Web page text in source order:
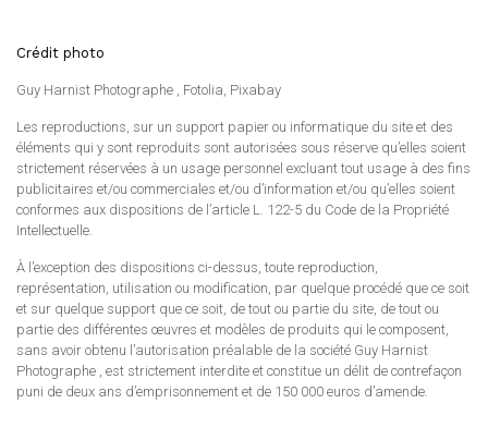
Crédit photo
Guy Harnist Photographe , Fotolia, Pixabay
Les reproductions, sur un support papier ou informatique du site et des
éléments qui y sont reproduits sont autorisées sous réserve qu’elles soient
strictement réservées à un usage personnel excluant tout usage à des fins
publicitaires et/ou commerciales et/ou d’information et/ou qu’elles soient
conformes aux dispositions de l’article L. 122-5 du Code de la Propriété
Intellectuelle.
À l’exception des dispositions ci-dessus, toute reproduction,
représentation, utilisation ou modification, par quelque procédé que ce soit
et sur quelque support que ce soit, de tout ou partie du site, de tout ou
partie des différentes œuvres et modèles de produits qui le composent,
sans avoir obtenu l’autorisation préalable de la société Guy Harnist
Photographe , est strictement interdite et constitue un délit de contrefaçon
puni de deux ans d’emprisonnement et de 150 000 euros d’amende.